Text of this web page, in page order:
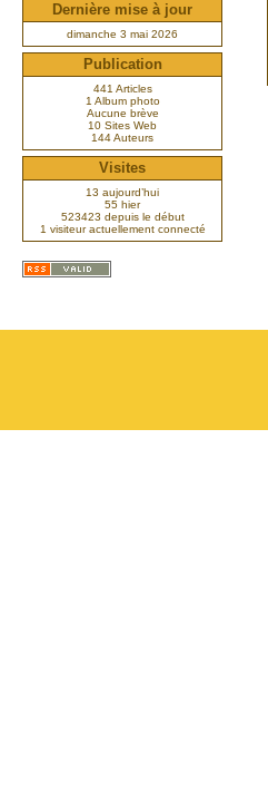
Dernière mise à jour
dimanche 3 mai 2026
Publication
441 Articles
1 Album photo
Aucune brève
10 Sites Web
144 Auteurs
Visites
13 aujourd’hui
55 hier
523423 depuis le début
1 visiteur actuellement connecté